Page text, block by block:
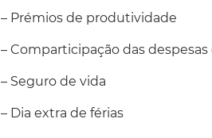
– Prémios de produtividade
– Comparticipação das
– Seguro de vida
– Dia extra de férias